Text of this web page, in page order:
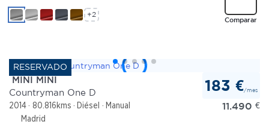
Comparar
+2
MINI MINI
Countryman One D
2014 80.816kms Diésel
Manual
Madrid
183 €/mes
11.490 €